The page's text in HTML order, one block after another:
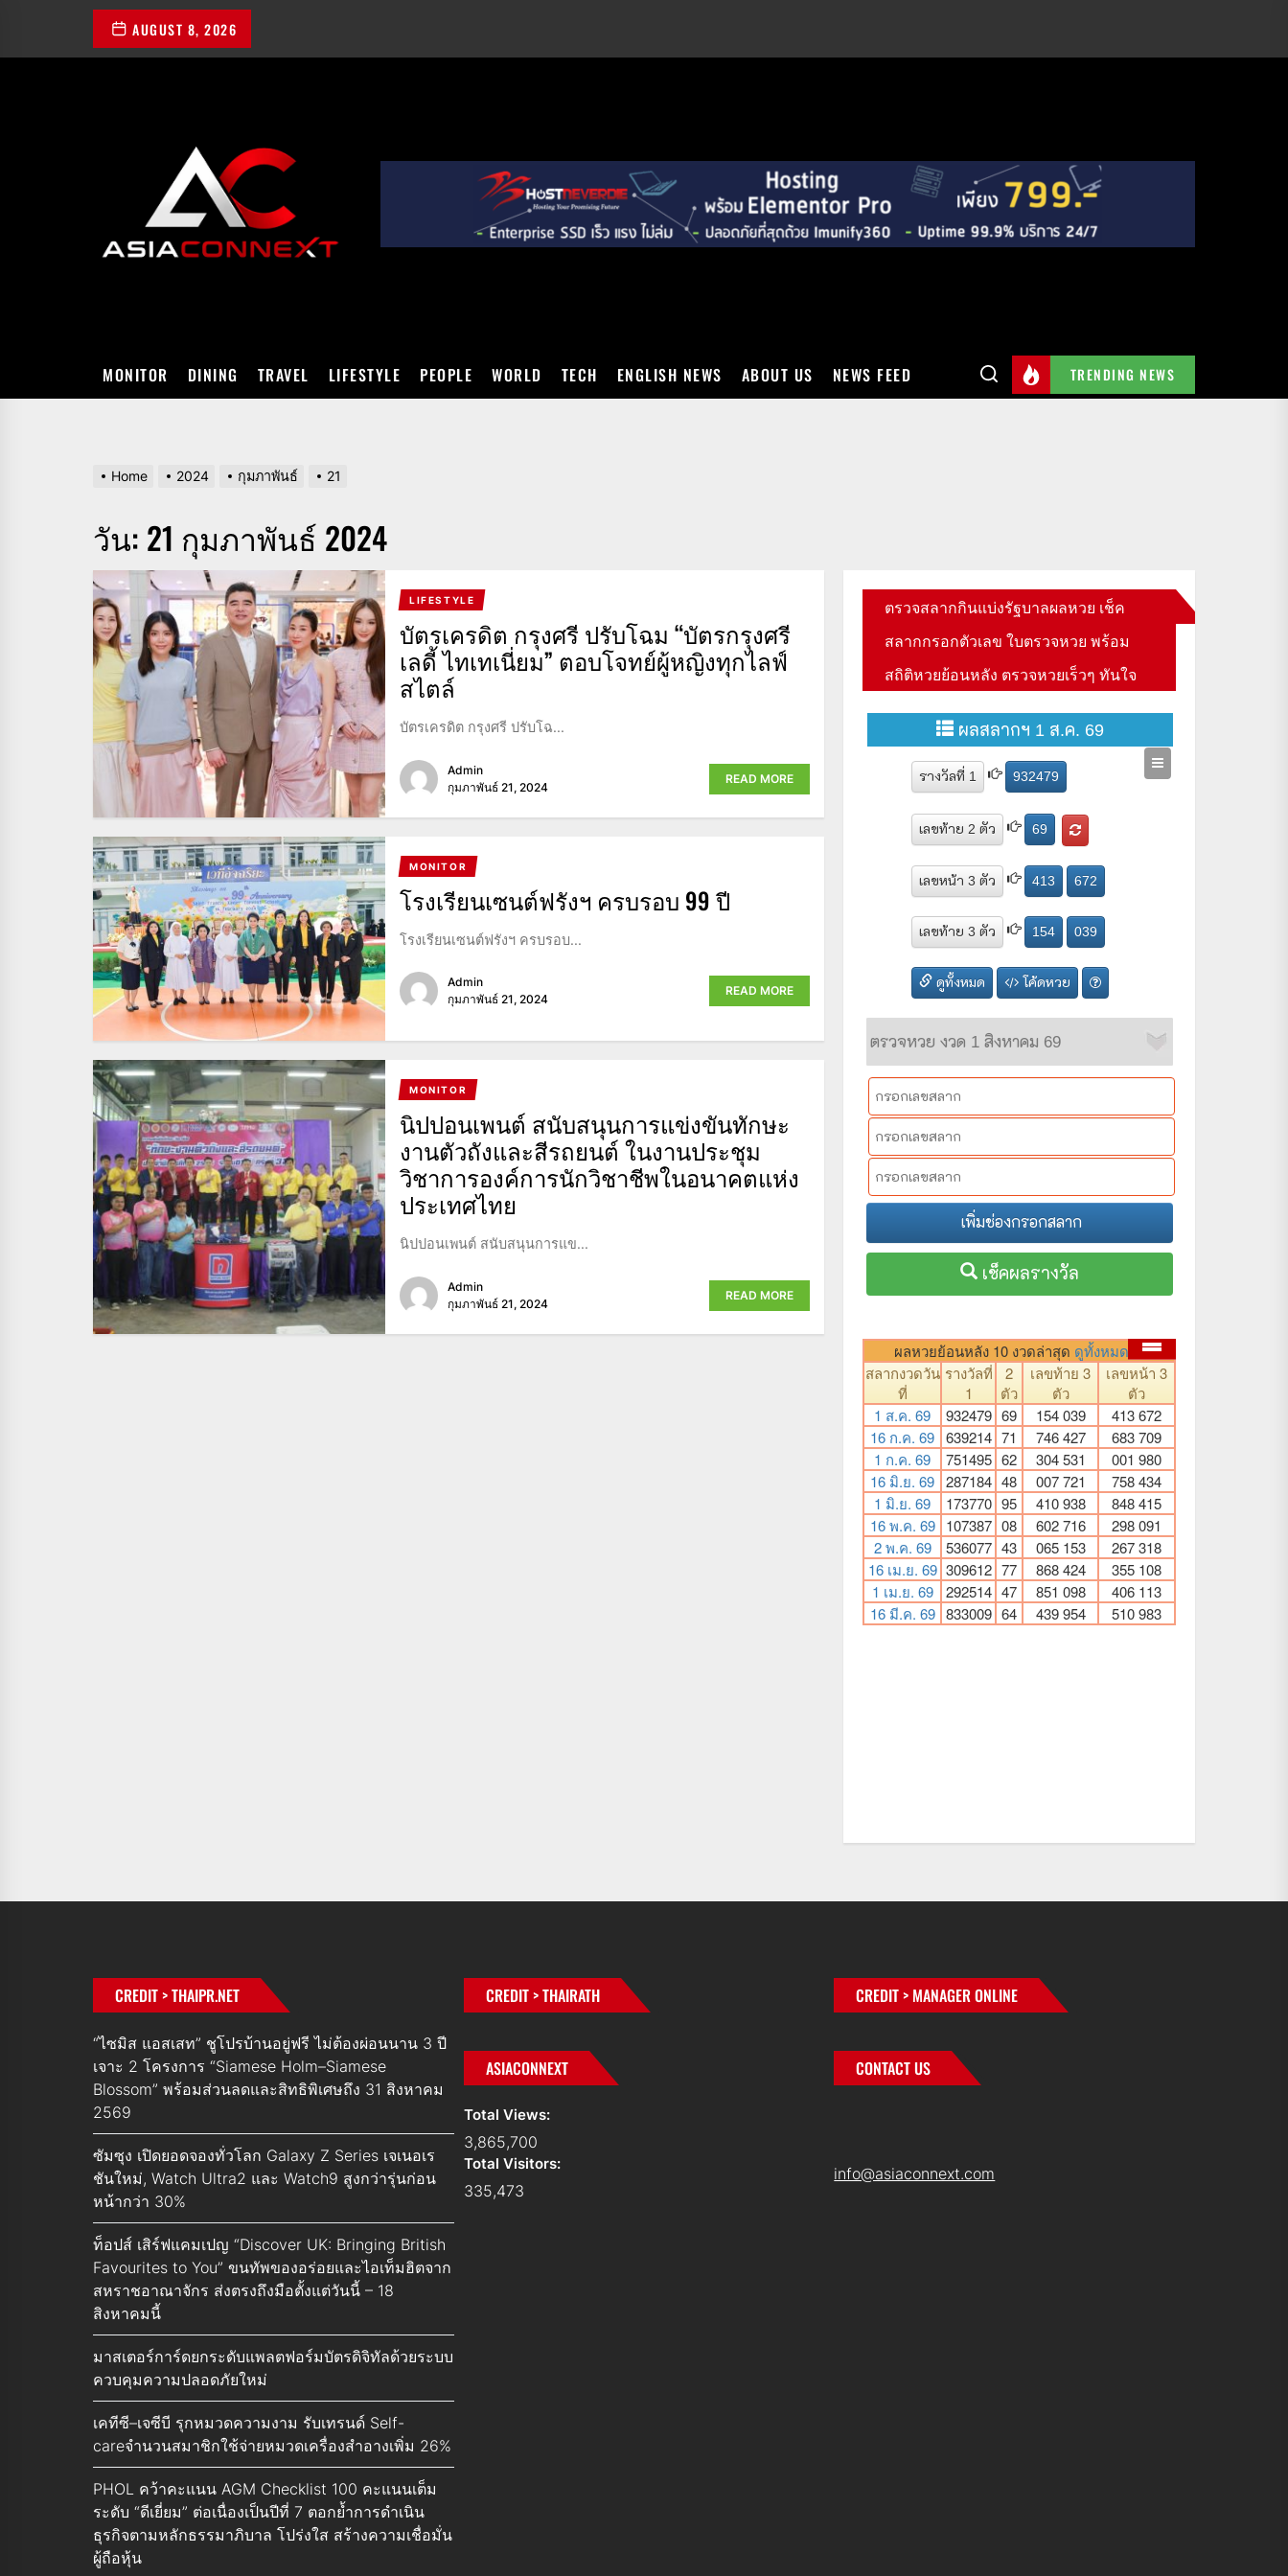
the
AUGUST 8, 2026
MONITOR DINING TRAVEL LIFESTYLE PEOPLE WORLD TECH ENGLISH NEWS ABOUT US NEWS FEED TRENDING NEWS
Home 2024 กุมภาพันธ์ 21
วัน: 21 กุมภาพันธ์ 2024
LIFESTYLE
บัตรเครดิต กรุงศรี ปรับโฉม “บัตรกรุงศรี
เลดี้ ไทเทเนี่ยม” ตอบโจทย์ผู้หญิงทุกไลฟ์
สไตล์
บัตรเครดิต กรุงศรี ปรับโฉ...
Admin
กุมภาพันธ์ 21, 2024
READ MORE
MONITOR
โรงเรียนเซนต์ฟรังฯ ครบรอบ 99 ปี
โรงเรียนเซนต์ฟรังฯ ครบรอบ...
Admin
กุมภาพันธ์ 21, 2024
READ MORE
MONITOR
นิปปอนเพนต์ สนับสนุนการแข่งขันทักษะ
งานตัวถังและสีรถยนต์ ในงานประชุม
วิชาการองค์การนักวิชาชีพในอนาคตแห่ง
ประเทศไทย
นิปปอนเพนต์ สนับสนุนการแข...
Admin
กุมภาพันธ์ 21, 2024
READ MORE
ตรวจสลากกินแบ่งรัฐบาลผลหวย เช็ค
สลากกรอกตัวเลข ใบตรวจหวย พร้อม
สถิติหวยย้อนหลัง ตรวจหวยเร็วๆ ทันใจ
CREDIT > THAIPR.NET
“ไซมิส แอสเสท” ชูโปรบ้านอยู่ฟรี ไม่ต้องผ่อนนาน 3 ปี
เจาะ 2 โครงการ “Siamese Holm–Siamese
Blossom” พร้อมส่วนลดและสิทธิพิเศษถึง 31 สิงหาคม
2569
ซัมซุง เปิดยอดจองทั่วโลก Galaxy Z Series เจเนอเร
ชันใหม่, Watch Ultra2 และ Watch9 สูงกว่ารุ่นก่อน
หน้ากว่า 30%
ท็อปส์ เสิร์ฟแคมเปญ “Discover UK: Bringing British
Favourites to You” ขนทัพของอร่อยและไอเท็มฮิตจาก
สหราชอาณาจักร ส่งตรงถึงมือตั้งแต่วันนี้ – 18
สิงหาคมนี้
มาสเตอร์การ์ดยกระดับแพลตฟอร์มบัตรดิจิทัลด้วยระบบ
ควบคุมความปลอดภัยใหม่
เคทีซี–เจซีบี รุกหมวดความงาม รับเทรนด์ Self-
careจำนวนสมาชิกใช้จ่ายหมวดเครื่องสำอางเพิ่ม 26%
PHOL คว้าคะแนน AGM Checklist 100 คะแนนเต็ม
ระดับ “ดีเยี่ยม” ต่อเนื่องเป็นปีที่ 7 ตอกย้ำการดำเนิน
ธุรกิจตามหลักธรรมาภิบาล โปร่งใส สร้างความเชื่อมั่น
ผู้ถือหุ้น
CREDIT > THAIRATH
ASIACONNEXT
Total Views:
3,865,700
Total Visitors:
335,473
CREDIT > MANAGER ONLINE
CONTACT US
info@asiaconnext.com